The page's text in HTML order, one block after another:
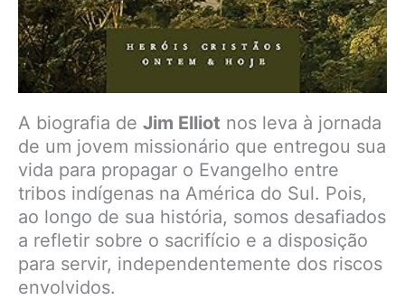
A biografia de Jim Elliot nos leva à jornada
de um jovem missionário que entregou sua
vida para propagar o Evangelho entre
tribos indígenas na América do Sul. Pois,
ao longo de sua história, somos desafiados
a refletir sobre o sacrifício e a disposição
para servir, independentemente dos riscos
envolvidos.